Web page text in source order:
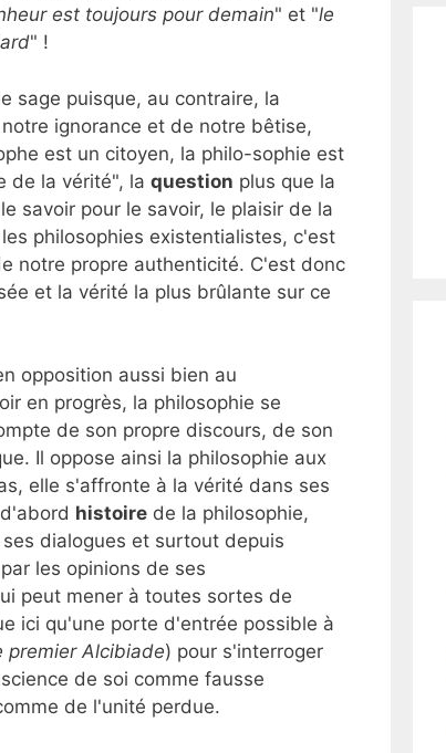
est toujours pour demain" et "le
" !
sage puisque, au contraire, la
ignorance et de notre bêtise,
est un citoyen, la philo-sophie est
de la vérité", la question plus que la
savoir pour le savoir, le plaisir de la
philosophies existentialistes, c'est
notre propre authenticité. C'est donc
et la vérité la plus brûlante sur ce
opposition aussi bien au
en progrès, la philosophie se
de son propre discours, de son
Il oppose ainsi la philosophie aux
elle s'affronte à la vérité dans ses
histoire de la philosophie,
dialogues et surtout depuis
les opinions de ses
peut mener à toutes sortes de
ici qu'une porte d'entrée possible à
premier Alcibiade) pour s'interroger
de soi comme fausse
de l'unité perdue.